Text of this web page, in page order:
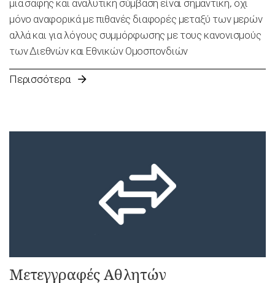
μια σαφής και αναλυτική σύμβαση είναι σημαντική, όχι
μόνο αναφορικά με πιθανές διαφορές μεταξύ των μερών
αλλά και για λόγους συμμόρφωσης με τους κανονισμούς
των Διεθνών και Εθνικών Ομοσπονδιών
Περισσότερα
Μετεγγραφές Αθλητών